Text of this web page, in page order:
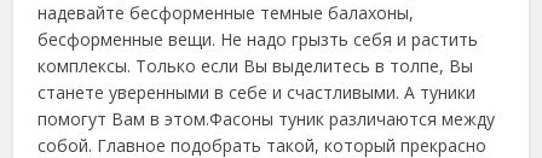
надевайте бесформенные темные балахоны,
бесформенные вещи. Не надо грызть себя и растить
комплексы. Только если Вы выделитесь в толпе, Вы
станете уверенными в себе и счастливыми. А туники
помогут Вам в этом.Фасоны туник различаются между
собой. Главное подобрать такой, который прекрасно